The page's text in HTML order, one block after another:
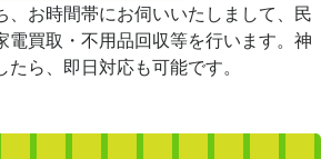
、お時間帯にお伺いいたしまして、民
電買取・不用品回収等を行います。神
ら、即日対応も可能です。